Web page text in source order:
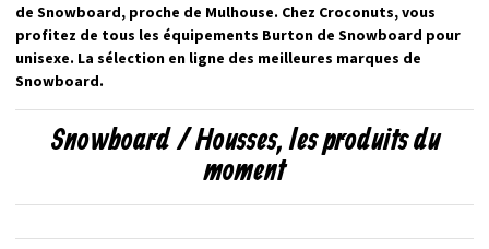
de Snowboard, proche de Mulhouse. Chez Croconuts, vous
profitez de tous les équipements Burton de Snowboard pour
unisexe. La sélection en ligne des meilleures marques de
Snowboard.
Snowboard / Housses, les produits du
moment